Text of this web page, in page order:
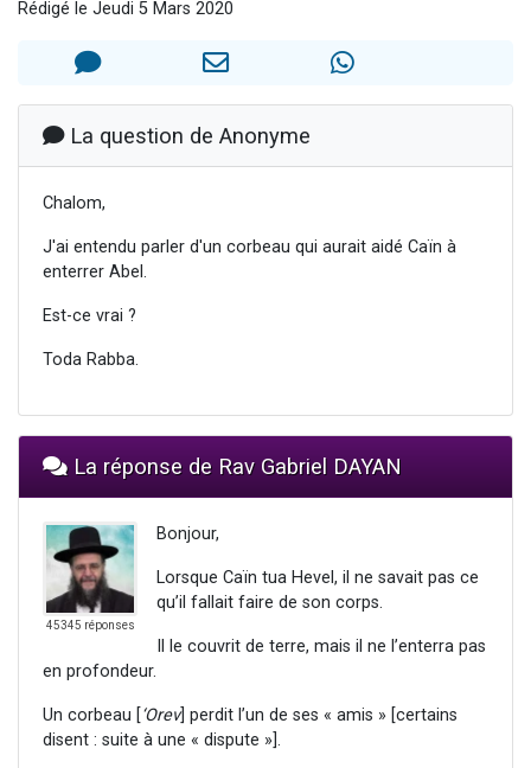
2 personnes viennent de faire un don pour 1 Journée de Vacances Pour les Enfants
Il reste 49 places pour étudier en groupe sur Zoom
2 personnes viennent de nous rejoindre sur WhatsApp
Rédigé le Jeudi 5 Mars 2020
La question de Anonyme
Chalom,
J'ai entendu parler d'un corbeau qui aurait aidé Caïn à
enterrer Abel.
Est-ce vrai ?
Toda Rabba.
La réponse de Rav Gabriel DAYAN
45345 réponses
Bonjour,
Lorsque Caïn tua Hevel, il ne savait pas ce
qu’il fallait faire de son corps.
Il le couvrit de terre, mais il ne l’enterra pas
en profondeur.
Un corbeau [ ‘Orev] perdit l’un de ses « amis » [certains
disent : suite à une « dispute »].